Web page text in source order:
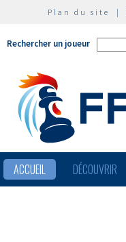
Plan du site |
Rechercher un joueur
ACCUEIL DÉCOUVRIR